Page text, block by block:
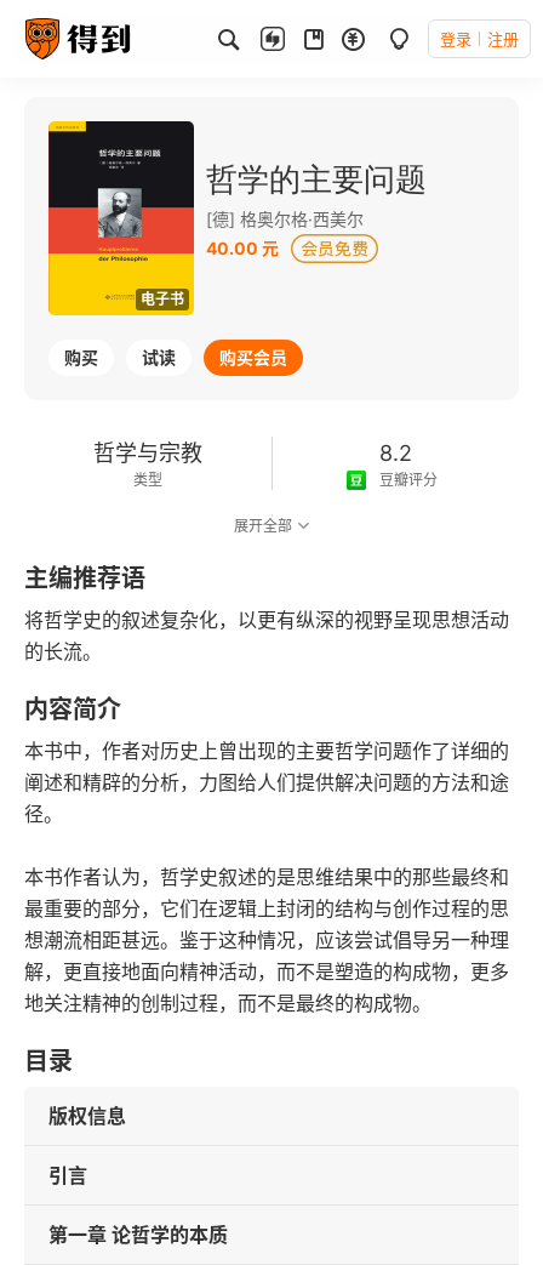
登录 注册
电子书
哲学的主要问题
[德] 格奥尔格·西美尔
40.00 元
购买 试读 购买会员
哲学与宗教
类型
8.2
豆瓣评分
2021-05-01
发行日期
展开全部
主编推荐语
将哲学史的叙述复杂化，以更有纵深的视野呈现思想活动
的长流。
内容简介
本书中，作者对历史上曾出现的主要哲学问题作了详细的
阐述和精辟的分析，力图给人们提供解决问题的方法和途
径。
本书作者认为，哲学史叙述的是思维结果中的那些最终和
最重要的部分，它们在逻辑上封闭的结构与创作过程的思
想潮流相距甚远。鉴于这种情况，应该尝试倡导另一种理
解，更直接地面向精神活动，而不是塑造的构成物，更多
地关注精神的创制过程，而不是最终的构成物。
目录
版权信息
引言
第一章 论哲学的本质